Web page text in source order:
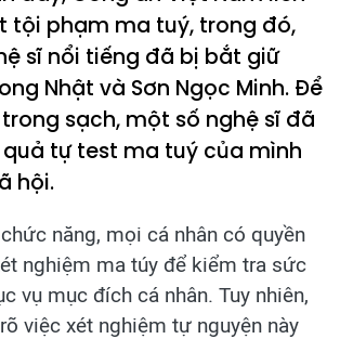
tội phạm ma tuý, trong đó,
sĩ nổi tiếng đã bị bắt giữ
Nhật và Sơn Ngọc Minh. Để
sạch, một số nghệ sĩ đã
tự test ma tuý của mình
hội.
năng, mọi cá nhân có quyền
nghiệm ma túy để kiểm tra sức
vụ mục đích cá nhân. Tuy nhiên,
việc xét nghiệm tự nguyện này